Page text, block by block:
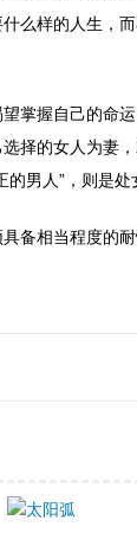
么样的人生，
掌握自己的命
择的女人为妻
男人”，则是处
备相当程度的